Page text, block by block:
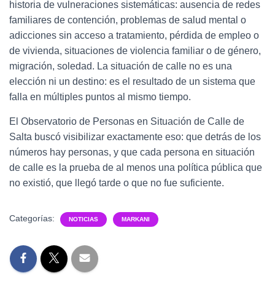
historia de vulneraciones sistemáticas: ausencia de redes
familiares de contención, problemas de salud mental o
adicciones sin acceso a tratamiento, pérdida de empleo o
de vivienda, situaciones de violencia familiar o de género,
migración, soledad. La situación de calle no es una
elección ni un destino: es el resultado de un sistema que
falla en múltiples puntos al mismo tiempo.
El Observatorio de Personas en Situación de Calle de
Salta buscó visibilizar exactamente eso: que detrás de los
números hay personas, y que cada persona en situación
de calle es la prueba de al menos una política pública que
no existió, que llegó tarde o que no fue suficiente.
Categorías: NOTICIAS MARKANI